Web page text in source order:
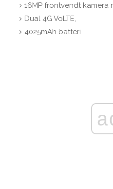
16MP frontvendt
Dual 4G VoLTE,
4025mAh batteri